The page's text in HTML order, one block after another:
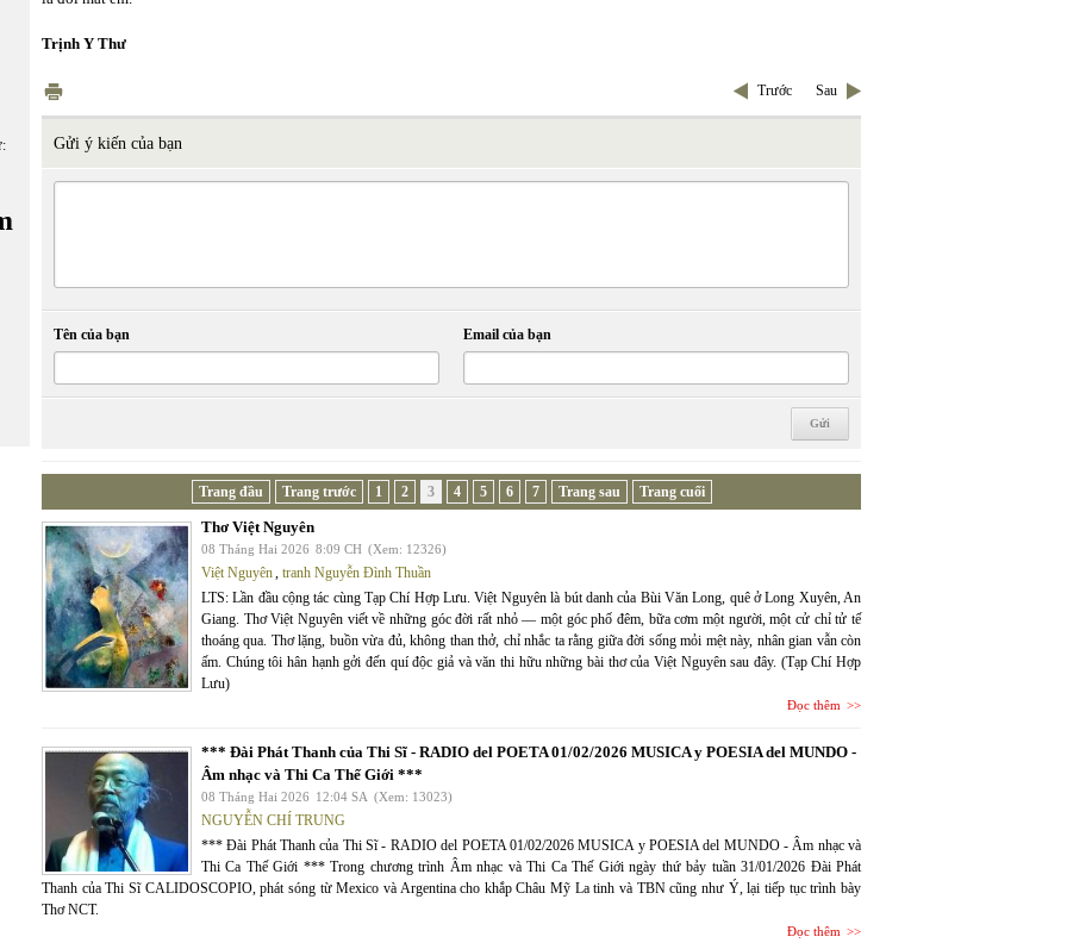
Trịnh Y Thư
Trước Sau
Gửi ý kiến của bạn
Tên của bạn Email của bạn
Trang đầu Trang trước 1 2 3 4 5 6 7 Trang sau Trang cuối
Thơ Việt Nguyên
08 Tháng Hai 2026 8:09 CH (Xem: 12326)
Việt Nguyên, tranh Nguyễn Đình Thuần
LTS: Lần đầu cộng tác cùng Tạp Chí Hợp Lưu. Việt Nguyên là bút danh của Bùi Văn Long, quê ở Long Xuyên, An
Giang. Thơ Việt Nguyên viết về những góc đời rất nhỏ — một góc phố đêm, bữa cơm một người, một cử chỉ tử tế
thoáng qua. Thơ lặng, buồn vừa đủ, không than thở, chỉ nhắc ta rằng giữa đời sống mỏi mệt này, nhân gian vẫn còn
ấm. Chúng tôi hân hạnh gởi đến quí độc giả và văn thi hữu những bài thơ của Việt Nguyên sau đây. (Tạp Chí Hợp
Lưu)
Đọc thêm
*** Đài Phát Thanh của Thi Sĩ - RADIO del POETA 01/02/2026 MUSICA y POESIA del MUNDO -
Âm nhạc và Thi Ca Thế Giới ***
08 Tháng Hai 2026 12:04 SA (Xem: 13023)
NGUYỄN CHÍ TRUNG
*** Đài Phát Thanh của Thi Sĩ - RADIO del POETA 01/02/2026 MUSICA y POESIA del MUNDO - Âm nhạc và
Thi Ca Thế Giới *** Trong chương trình Âm nhạc và Thi Ca Thế Giới ngày thứ bảy tuần 31/01/2026 Đài Phát
Thanh của Thi Sĩ CALIDOSCOPIO, phát sóng từ Mexico và Argentina cho khắp Châu Mỹ La tinh và TBN cũng như Ý, lại tiếp tục trình bày
Thơ NCT.
Đọc thêm